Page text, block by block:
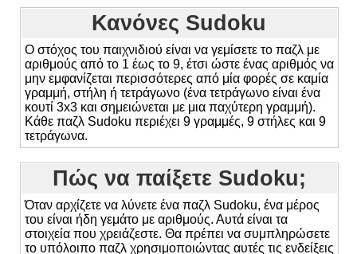
Κανόνες Sudoku
Ο στόχος του παιχνιδιού είναι να γεμίσετε το παζλ με
αριθμούς από το 1 έως το 9, έτσι ώστε ένας αριθμός να
μην εμφανίζεται περισσότερες από μία φορές σε καμία
γραμμή, στήλη ή τετράγωνο (ένα τετράγωνο είναι ένα
κουτί 3x3 και σημειώνεται με μια παχύτερη γραμμή).
Κάθε παζλ Sudoku περιέχει 9 γραμμές, 9 στήλες και 9
τετράγωνα.
Πώς να παίξετε Sudoku;
Όταν αρχίζετε να λύνετε ένα παζλ Sudoku, ένα μέρος
του είναι ήδη γεμάτο με αριθμούς. Αυτά είναι τα
στοιχεία που χρειάζεστε. Θα πρέπει να συμπληρώσετε
το υπόλοιπο παζλ χρησιμοποιώντας αυτές τις ενδείξεις